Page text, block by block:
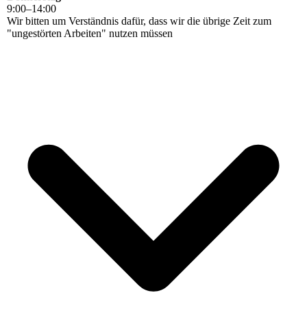
9:00–14:00
Wir bitten um Verständnis dafür, dass wir die übrige Zeit zum
"ungestörten Arbeiten" nutzen müssen